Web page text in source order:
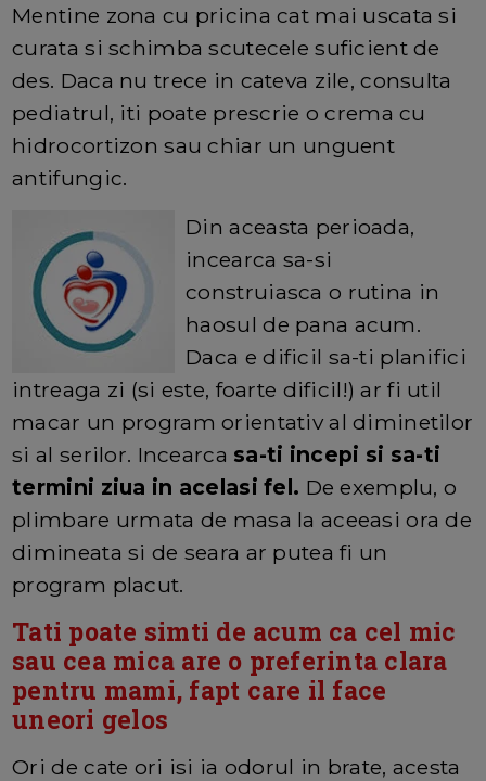
Mentine zona cu pricina cat mai uscata si
curata si schimba scutecele suficient de
des. Daca nu trece in cateva zile, consulta
pediatrul, iti poate prescrie o crema cu
hidrocortizon sau chiar un unguent
antifungic.
Din aceasta perioada,
incearca sa-si
construiasca o rutina in
haosul de pana acum.
Daca e dificil sa-ti planifici
intreaga zi (si este, foarte dificil!) ar fi util
macar un program orientativ al diminetilor
si al serilor. Incearca sa-ti incepi si sa-ti
termini ziua in acelasi fel. De exemplu, o
plimbare urmata de masa la aceeasi ora de
dimineata si de seara ar putea fi un
program placut.
Tati poate simti de acum ca cel mic
sau cea mica are o preferinta clara
pentru mami, fapt care il face
uneori gelos
Ori de cate ori isi ia odorul in brate, acesta